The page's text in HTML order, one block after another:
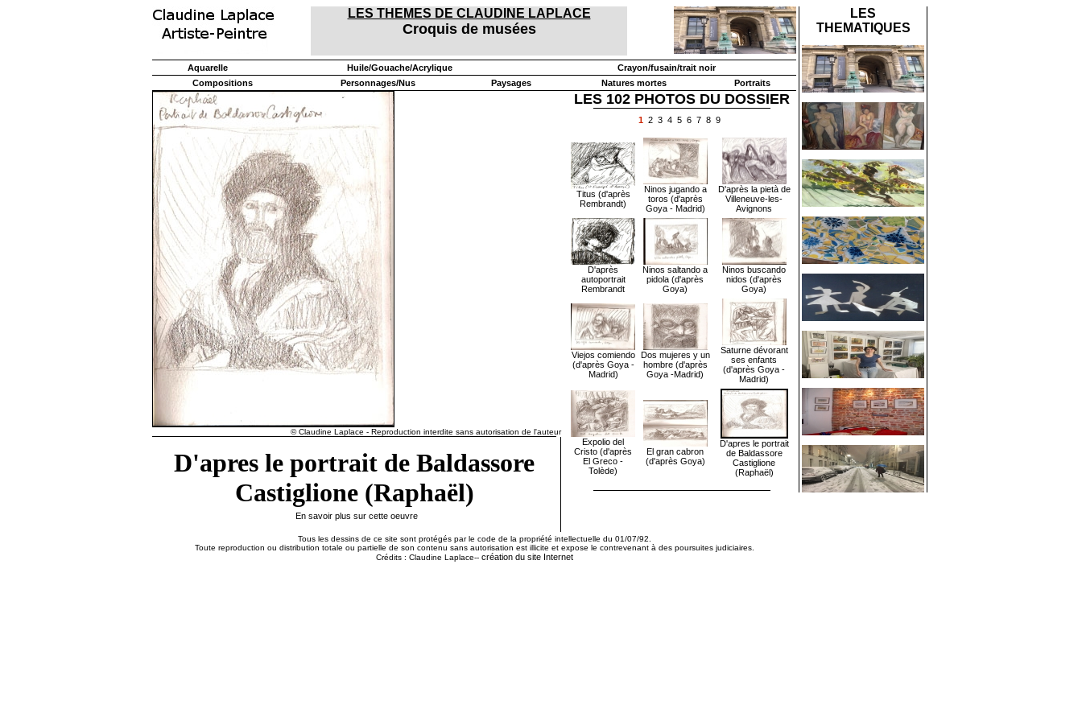
LES THEMES DE CLAUDINE LAPLACE
Croquis de musées
LES
THEMATIQUES
Aquarelle Huile/Gouache/Acrylique
Crayon/fusain/trait noir
Compositions
Personnages/Nus Paysages Natures mortes Portraits
© Claudine Laplace - Reproduction interdite sans autorisation de l'auteur
D'apres le portrait de Baldassore
Castiglione (Raphaël)
En savoir plus sur cette oeuvre
LES 102 PHOTOS DU DOSSIER
1 2 3 4 5 6 7 8 9
Titus (d'après
Rembrandt)
Ninos jugando a
toros (d'après
Goya - Madrid)
D'après la pietà de
Villeneuve-les-
Avignons
D'après
autoportrait
Rembrandt
Ninos saltando a
pidola (d'après
Goya)
Ninos buscando
nidos (d'après
Goya)
Viejos comiendo
(d'après Goya -
Madrid)
Dos mujeres y un
hombre (d'après
Goya -Madrid)
Saturne dévorant
ses enfants
(d'après Goya -
Madrid)
Expolio del
Cristo (d'après
El Greco -
Tolède)
El gran cabron
(d'après Goya)
D'apres le portrait
de Baldassore
Castiglione
(Raphaël)
Tous les dessins de ce site sont protégés par le code de la propriété intellectuelle du 01/07/92.
Toute reproduction ou distribution totale ou partielle de son contenu sans autorisation est illicite et expose le contrevenant à des poursuites judiciaires.
Crédits : Claudine Laplace-- création du site Internet